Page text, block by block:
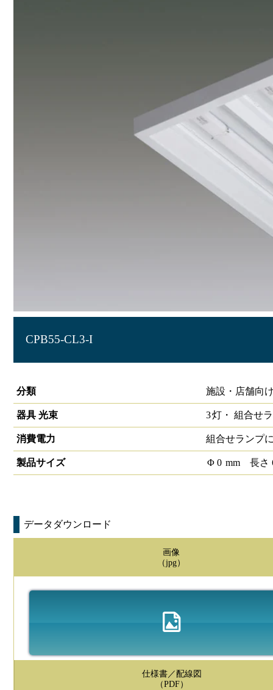
CPB55-CL3-I
分類
施設・店舗向
器具 光束 3灯・ 組合せ
消費電力 組合せランプ
製品サイズ Φ 0 mm 長さ
データダウンロード
画像
（jpg）
仕様書／配線図
（PDF）